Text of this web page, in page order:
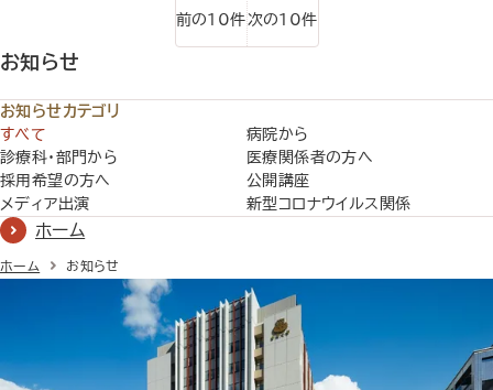
前の10件次の10件
お知らせ
お知らせカテゴリ
すべて
病院から
診療科・部門から
医療関係者の方へ
採用希望の方へ
公開講座
メディア出演
新型コロナウイルス関係
ホーム
ホーム お知らせ